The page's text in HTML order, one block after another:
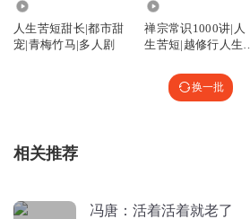
人生苦短甜长|都市甜
宠|青梅竹马|多人剧
禅宗常识1000讲|人
生苦短|越修行人生越
换一批
相关推荐
冯唐：活着活着就老了